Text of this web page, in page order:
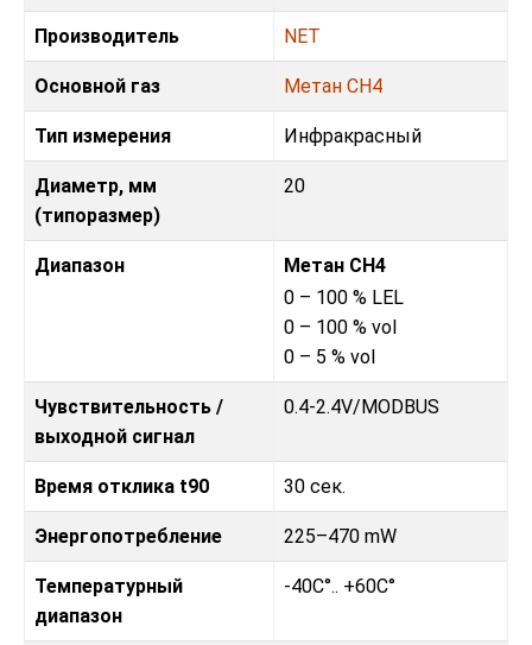
Производитель NET
Основной газ Метан CH4
Тип измерения Инфракрасный
Диаметр, мм
(типоразмер)
20
Диапазон
Метан CH4
0 – 100 % LEL
0 – 100 % vol
0 – 5 % vol
Чувствительность /
выходной сигнал
0.4-2.4V/ MODBUS
Время отклика t90 30 сек.
Энергопотребление 225–470 mW
Температурный
диапазон
-40C°.. +60C°